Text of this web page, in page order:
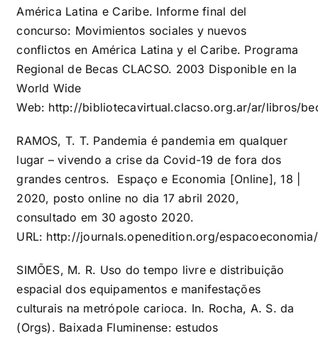
América Latina e Caribe. Informe final del
concurso: Movimientos sociales y nuevos
conflictos en América Latina y el Caribe. Programa
Regional de Becas CLACSO. 2003 Disponible en la
World Wide
Web: http://bibliotecavirtual.clacso.org.ar/ar/libros/
RAMOS, T. T. Pandemia é pandemia em qualquer
lugar – vivendo a crise da Covid-19 de fora dos
grandes centros. Espaço e Economia [Online], 18 |
2020, posto online no dia 17 abril 2020,
consultado em 30 agosto 2020.
URL: http://journals.openedition.org/espacoeconomia/
SIMÕES, M. R. Uso do tempo livre e distribuição
espacial dos equipamentos e manifestações
culturais na metrópole carioca. In. Rocha, A. S. da
(Orgs). Baixada Fluminense: estudos